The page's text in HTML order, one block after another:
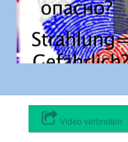
Video verbreiten